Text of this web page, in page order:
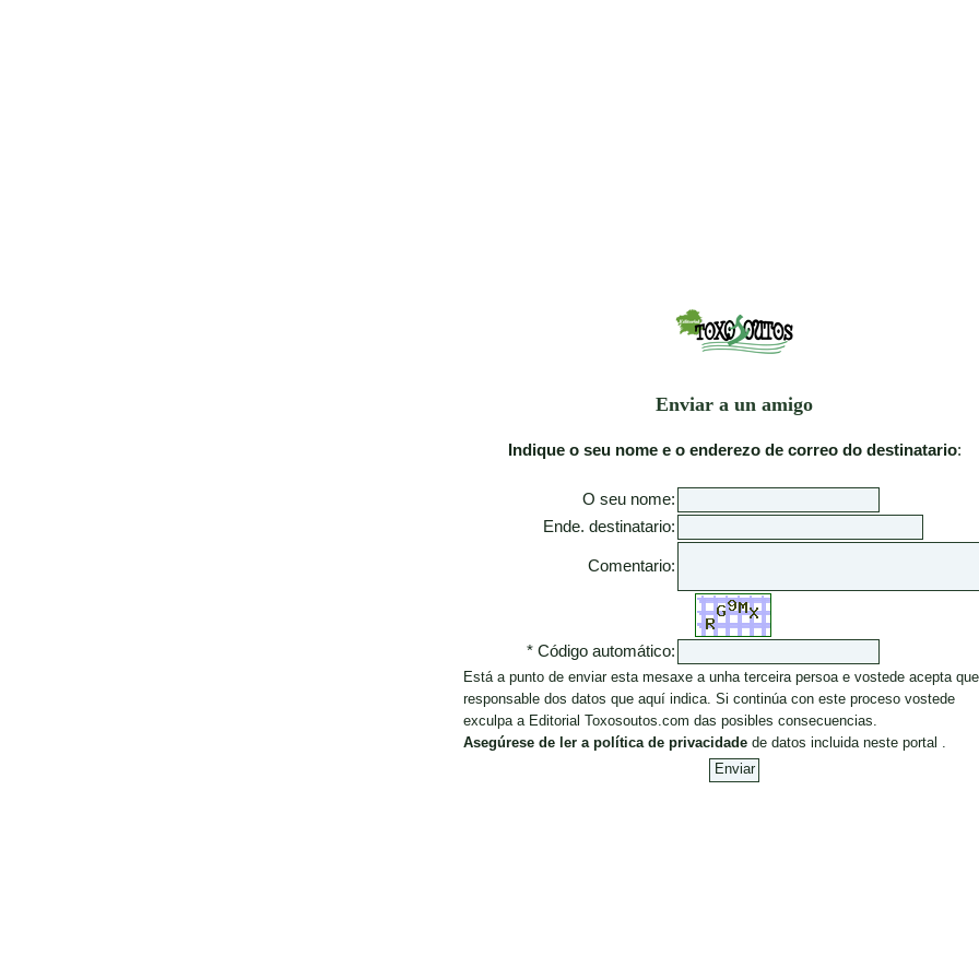
Enviar a un amigo
Indique o seu nome e o enderezo de correo do destinatario:
O seu nome:
Ende. destinatario:
Comentario:
* Código automático:
Está a punto de enviar esta mesaxe a unha terceira persoa e vostede acepta
responsable dos datos que aquí indica. Si continúa con este proceso vostede
exculpa a Editorial Toxosoutos.com das posibles consecuencias.
Asegúrese de ler a política de privacidade de datos incluida neste portal .